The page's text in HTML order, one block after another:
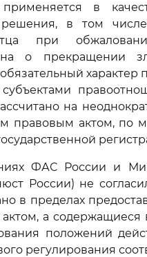
в
решения, в том
при
о прекращении
на
правовым актом, по
ФАС России и
России) не
в пределах
а содержащиеся
положений
регулирования